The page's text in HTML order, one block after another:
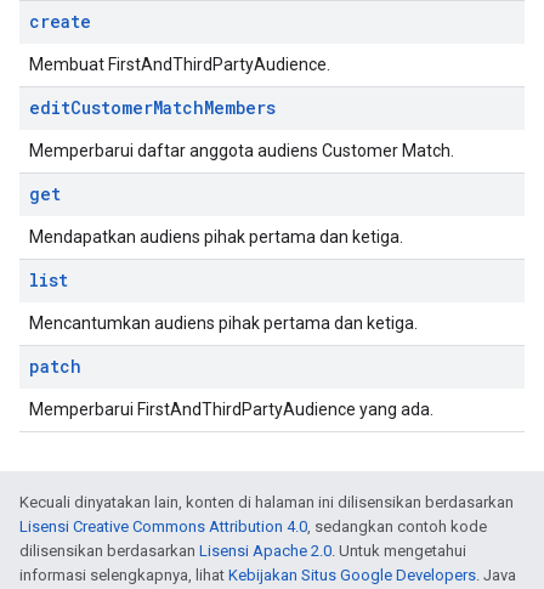
create
Membuat FirstAndThirdPartyAudience.
editCustomerMatchMembers
Memperbarui daftar anggota audiens Customer Match.
get
Mendapatkan audiens pihak pertama dan ketiga.
list
Mencantumkan audiens pihak pertama dan ketiga.
patch
Memperbarui FirstAndThirdPartyAudience yang ada.
Kecuali dinyatakan lain, konten di halaman ini dilisensikan berdasarkan
Lisensi Creative Commons Attribution 4.0, sedangkan contoh kode
dilisensikan berdasarkan Lisensi Apache 2.0. Untuk mengetahui
informasi selengkapnya, lihat Kebijakan Situs Google Developers. Java